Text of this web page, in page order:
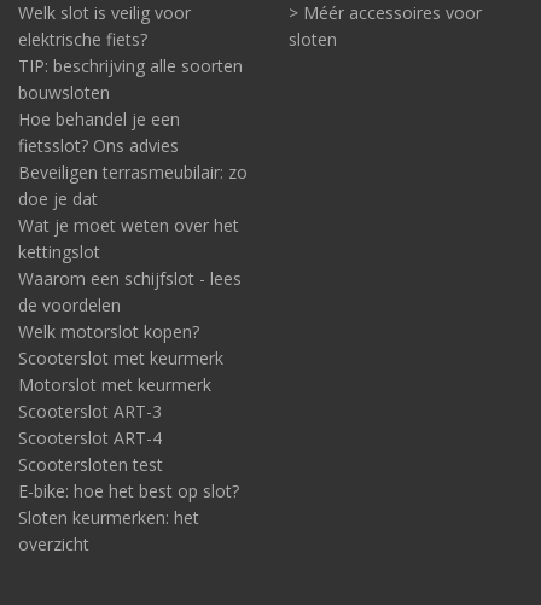
Welk slot is veilig voor
elektrische fiets?
TIP: beschrijving alle soorten
bouwsloten
Hoe behandel je een
fietsslot? Ons advies
Beveiligen terrasmeubilair: zo
doe je dat
Wat je moet weten over het
kettingslot
Waarom een schijfslot - lees
de voordelen
Welk motorslot kopen?
Scooterslot met keurmerk
Motorslot met keurmerk
Scooterslot ART-3
Scooterslot ART-4
Scootersloten test
E-bike: hoe het best op slot?
Sloten keurmerken: het
overzicht
> Méér accessoires voor
sloten